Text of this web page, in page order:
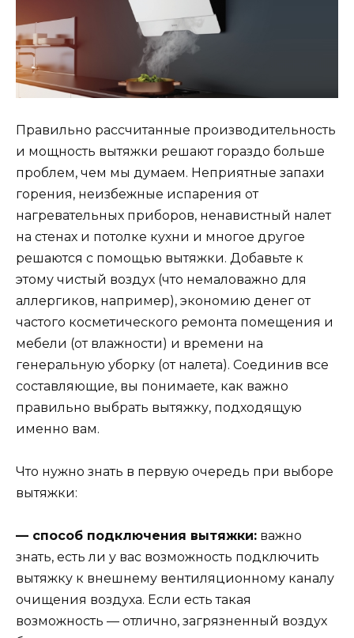
Правильно рассчитанные производительность
и мощность вытяжки решают гораздо больше
проблем, чем мы думаем. Неприятные запахи
горения, неизбежные испарения от
нагревательных приборов, ненавистный налет
на стенах и потолке кухни и многое другое
решаются с помощью вытяжки. Добавьте к
этому чистый воздух (что немаловажно для
аллергиков, например), экономию денег от
частого косметического ремонта помещения и
мебели (от влажности) и времени на
генеральную уборку (от налета). Соединив все
составляющие, вы понимаете, как важно
правильно выбрать вытяжку, подходящую
именно вам.
Что нужно знать в первую очередь при выборе
вытяжки:
— способ подключения вытяжки: важно
знать, есть ли у вас возможность подключить
вытяжку к внешнему вентиляционному каналу
очищения воздуха. Если есть такая
возможность — отлично, загрязненный воздух